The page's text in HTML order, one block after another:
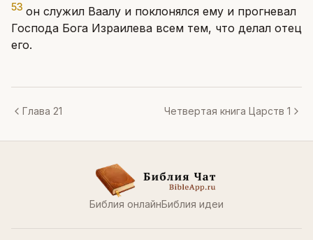
53 он служил Ваалу и поклонялся ему и прогневал
Господа Бога Израилева всем тем, что делал отец
его.
Глава 21 Четвертая книга Царств 1
Библия онлайнБиблия идеи